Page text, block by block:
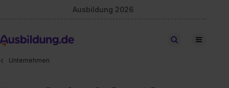
Ausbildung 2026
Stellen finden
Unternehmen